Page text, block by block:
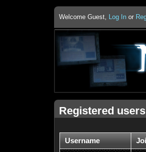
Welcome Guest, Log In or
Registered users
Username